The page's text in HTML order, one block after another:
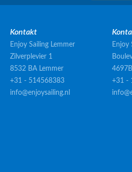
Kontakt
Enjoy Sailing Lemmer
Zilverplevier 1
8532 BA Lemmer
+31 - 514568383
info@enjoysailing.nl
Enjoy
+31 -